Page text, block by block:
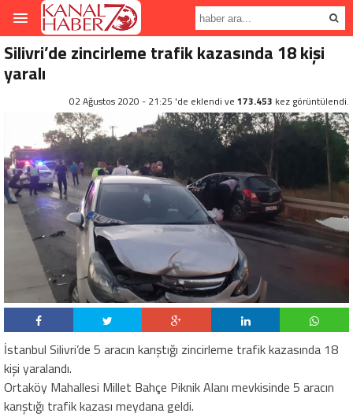
Silivri’de zincirleme trafik kazasında 18 kişi
yaralı
02 Ağustos 2020 - 21:25 'de eklendi ve 173.453 kez görüntülendi.
İstanbul Silivri’de 5 aracın karıştığı zincirleme trafik kazasında 18
kişi yaralandı.
Ortaköy Mahallesi Millet Bahçe Piknik Alanı mevkisinde 5 aracın
karıştığı trafik kazası meydana geldi.